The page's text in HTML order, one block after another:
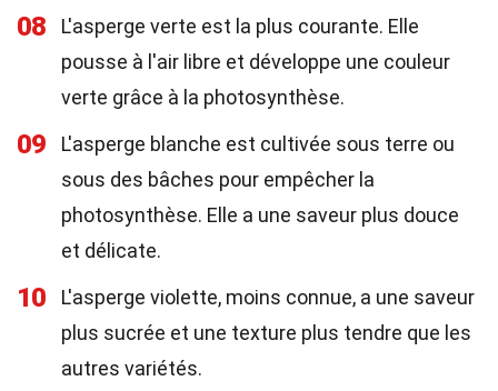
08
L'asperge verte est la plus courante. Elle
pousse à l'air libre et développe une couleur
verte grâce à la photosynthèse.
09
L'asperge blanche est cultivée sous terre ou
sous des bâches pour empêcher la
photosynthèse. Elle a une saveur plus douce
et délicate.
10
L'asperge violette, moins connue, a une saveur
plus sucrée et une texture plus tendre que les
autres variétés.